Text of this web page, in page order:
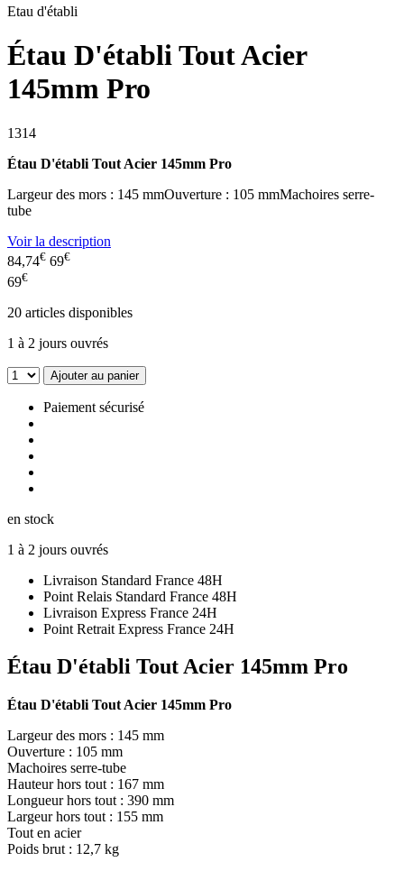
Etau d'établi
Étau D'établi Tout Acier
145mm Pro
1314
Étau D'établi Tout Acier 145mm Pro
Largeur des mors : 145 mmOuverture : 105 mmMachoires serre-
tube
Voir la description
84,74€ 69€
69€
20 articles disponibles
1 à 2 jours ouvrés
Ajouter au panier
Paiement sécurisé
en stock
1 à 2 jours ouvrés
Livraison Standard France 48H
Point Relais Standard France 48H
Livraison Express France 24H
Point Retrait Express France 24H
Étau D'établi Tout Acier 145mm Pro
Étau D'établi Tout Acier 145mm Pro
Largeur des mors : 145 mm
Ouverture : 105 mm
Machoires serre-tube
Hauteur hors tout : 167 mm
Longueur hors tout : 390 mm
Largeur hors tout : 155 mm
Tout en acier
Poids brut : 12,7 kg